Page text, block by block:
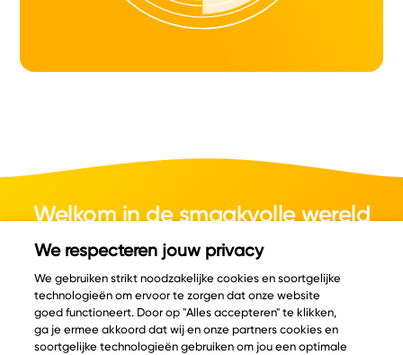
Welkom in de smaakvolle wereld
van kaas.
© Copyright 2026 Velder
We respecteren jouw privacy
We gebruiken strikt noodzakelijke cookies en soortgelijke
technologieën om ervoor te zorgen dat onze website
goed functioneert. Door op "Alles accepteren" te klikken,
ga je ermee akkoord dat wij en onze partners cookies en
soortgelijke technologieën gebruiken om jou een optimale